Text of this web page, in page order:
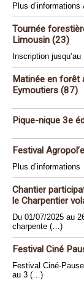
Plus d’informations
Tournée
Limousin (23)
Inscription
Matinée en forêt
Eymoutiers (87)
Pique-nique 3e
Festival
Plus d’informations
Chantier
le Charpentier
Du 01/07/2025 au
charpente (…)
Festival Ciné
Festival Ciné-
au 3 (…)